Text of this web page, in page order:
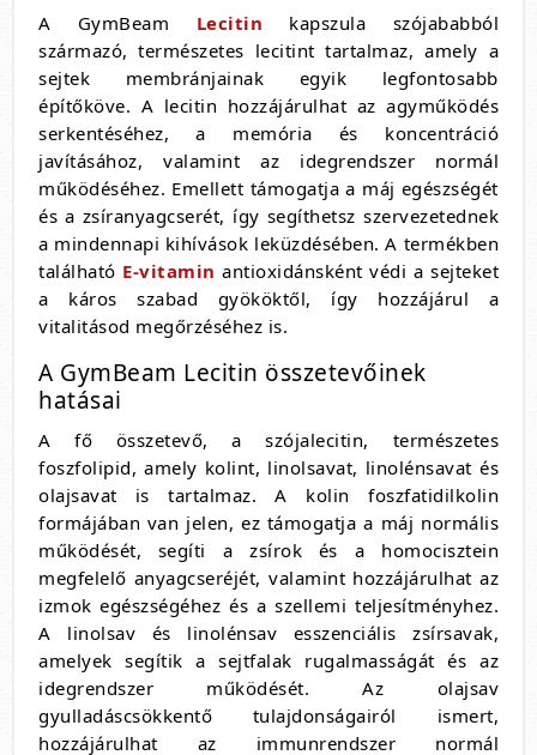
A GymBeam Lecitin kapszula szójababból
származó, természetes lecitint tartalmaz, amely a
sejtek membránjainak egyik legfontosabb
építőköve. A lecitin hozzájárulhat az agyműködés
serkentéséhez, a memória és koncentráció
javításához, valamint az idegrendszer normál
működéséhez. Emellett támogatja a máj egészségét
és a zsíranyagcserét, így segíthetsz szervezetednek
a mindennapi kihívások leküzdésében. A termékben
található E-vitamin antioxidánsként védi a sejteket
a káros szabad gyököktől, így hozzájárul a
vitalitásod megőrzéséhez is.
A GymBeam Lecitin összetevőinek
hatásai
A fő összetevő, a szójalecitin, természetes
foszfolipid, amely kolint, linolsavat, linolénsavat és
olajsavat is tartalmaz. A kolin foszfatidilkolin
formájában van jelen, ez támogatja a máj normális
működését, segíti a zsírok és a homocisztein
megfelelő anyagcseréjét, valamint hozzájárulhat az
izmok egészségéhez és a szellemi teljesítményhez.
A linolsav és linolénsav esszenciális zsírsavak,
amelyek segítik a sejtfalak rugalmasságát és az
idegrendszer működését. Az olajsav
gyulladáscsökkentő tulajdonságairól ismert,
hozzájárulhat az immunrendszer normál